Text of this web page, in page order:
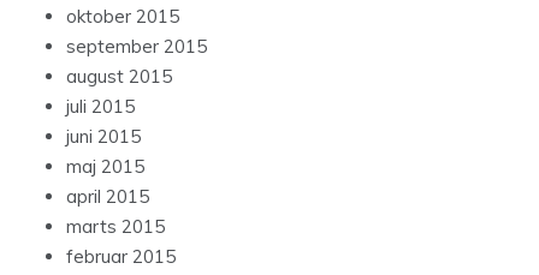
oktober 2015
september 2015
august 2015
juli 2015
juni 2015
maj 2015
april 2015
marts 2015
februar 2015